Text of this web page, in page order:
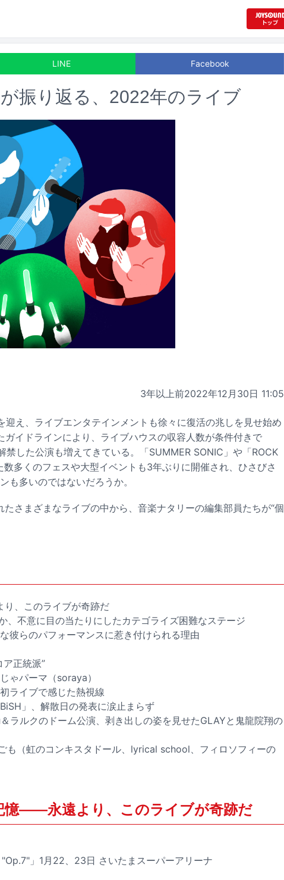
LINE Facebook
振り返る、2022年のライブ
3年以上前2022年12月30日 11:05
え、ライブエンタテインメントも徐々に復活の兆しを見せ始め
イドラインにより、ライブハウスの収容人数が条件付きで
禁した公演も増えてきている。「SUMMER SONIC」や「ROCK
多くのフェスや大型イベントも3年ぶりに開催され、ひさびさ
も多いのではないだろうか。
さまざまなライブの中から、音楽ナタリーの編集部員たちが“個
、このライブが奇跡だ
、不意に目の当たりにしたカテゴライズ困難なステージ
彼らのパフォーマンスに惹き付けられる理由
正統派”
ゃパーマ（soraya）
ライブで感じた熱視線
」、解散日の発表に涙止まらず
ラルクのドーム公演、剥き出しの姿を見せたGLAYと鬼龍院翔の
も（虹のコンキスタドール、lyrical school、フィロソフィーの
憶――永遠より、このライブが奇跡だ
」1月22、23日 さいたまスーパーアリーナ